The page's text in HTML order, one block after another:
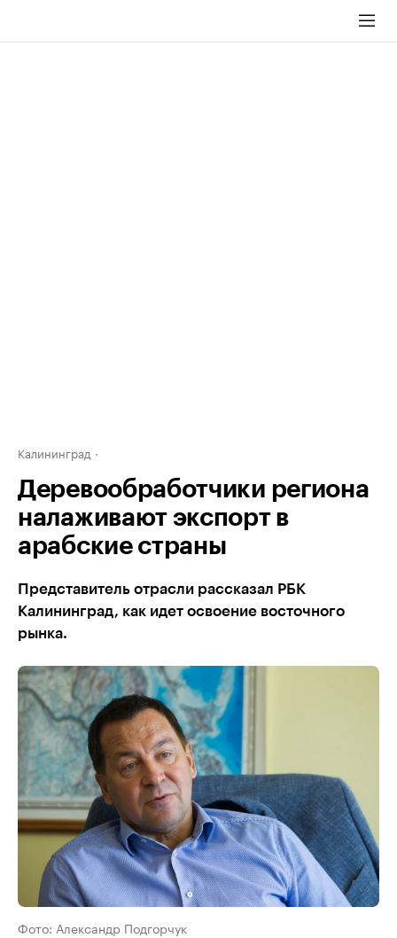
Калининград
Деревообработчики региона
налаживают экспорт в
арабские страны
Представитель отрасли рассказал РБК
Калининград, как идет освоение восточного
рынка.
Фото: Александр Подгорчук